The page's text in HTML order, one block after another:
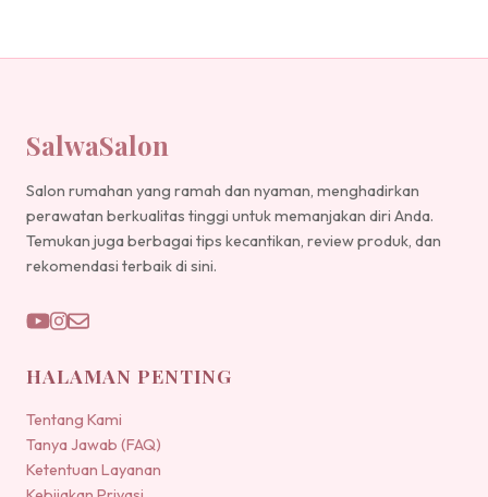
SalwaSalon
Salon rumahan yang ramah dan nyaman, menghadirkan
perawatan berkualitas tinggi untuk memanjakan diri Anda.
Temukan juga berbagai tips kecantikan, review produk, dan
rekomendasi terbaik di sini.
HALAMAN PENTING
Tentang Kami
Tanya Jawab (FAQ)
Ketentuan Layanan